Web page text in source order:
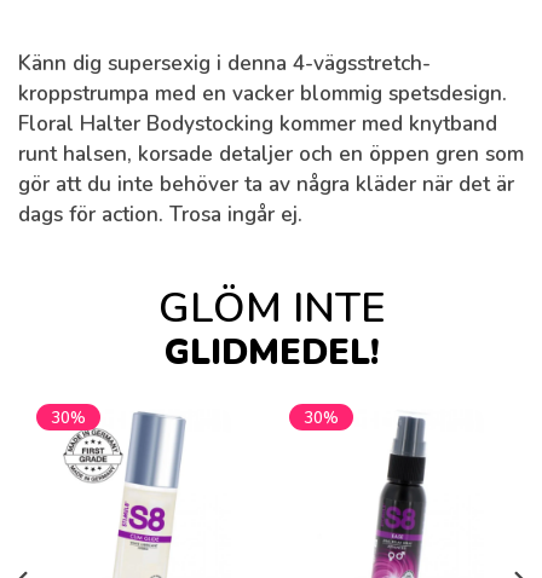
Känn dig supersexig i denna 4-vägsstretch-
kroppstrumpa med en vacker blommig spetsdesign.
Floral Halter Bodystocking kommer med knytband
runt halsen, korsade detaljer och en öppen gren som
gör att du inte behöver ta av några kläder när det är
dags för action. Trosa ingår ej.
GLÖM INTE
GLIDMEDEL!
30% 30%